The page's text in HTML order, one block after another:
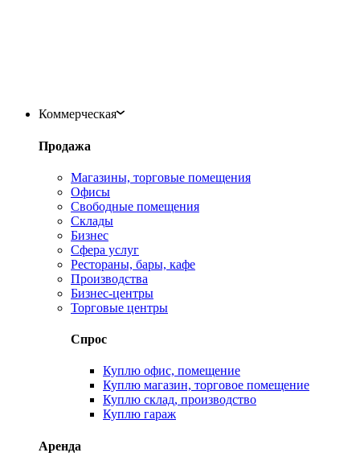
Коммерческая
Продажа
Магазины, торговые помещения
Офисы
Свободные помещения
Склады
Бизнес
Сфера услуг
Рестораны, бары, кафе
Производства
Бизнес-центры
Торговые центры
Спрос
Куплю офис, помещение
Куплю магазин, торговое помещение
Куплю склад, производство
Куплю гараж
Аренда